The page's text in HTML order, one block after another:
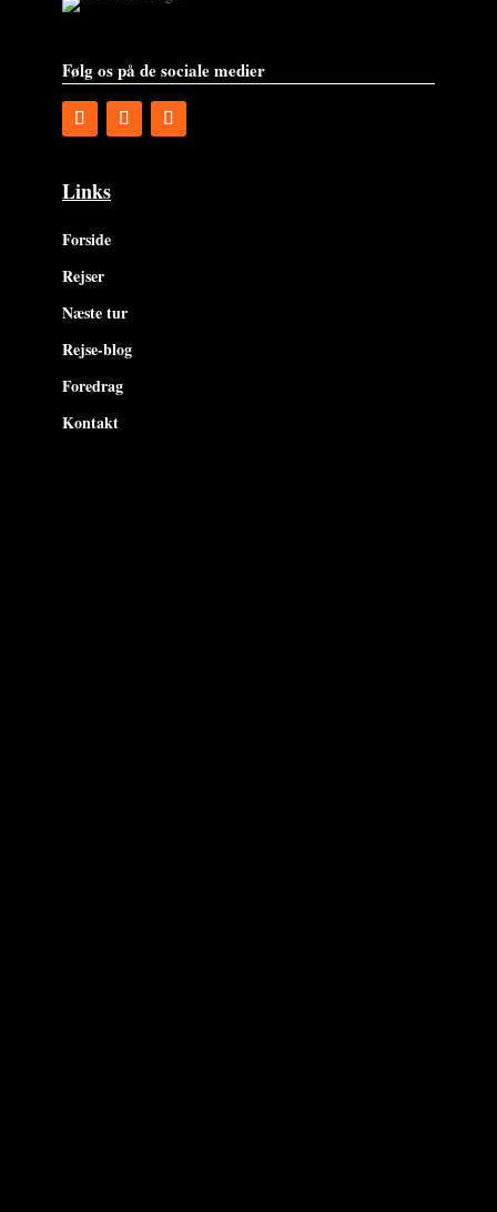
Følg os på de sociale medier
Links
Forside
Rejser
Næste tur
Rejse-blog
Foredrag
Kontakt